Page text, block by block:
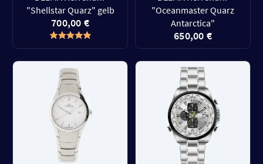
"Shellstar Quarz" gelb
700,00 €
"Oceanmaster Quarz
Antarctica"
650,00 €